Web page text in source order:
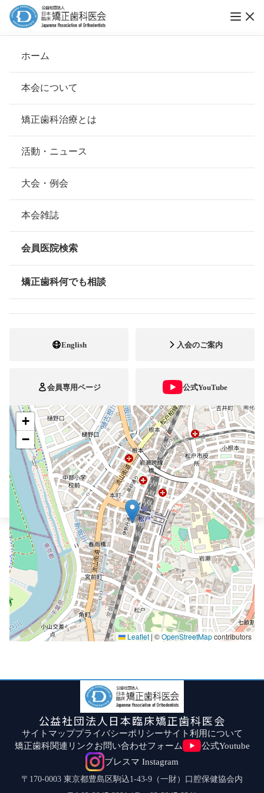
ホーム
本会について
会長挨拶
基本理念
組織について
本会の歴史
情報公開
矯正歯科治療とは
安心して治療を受けていただくための「6つの指針」
安心できる矯正歯科治療契約のための「7つの提言」
矯正歯科治療について
活動・ニュース
大会・例会
本会雑誌
会員医院検索
矯正歯科何でも相談
English 入会のご案内
会員専用ページ 公式YouTube
ブレスマ
ホーム 会員医院検索
秋山矯正歯科
所在地
千葉県松戸市本町1-1松栄館ビル3F
FAX番号 047-362-2097
ホームページ
http://www.akiyama-kyouseishika.com
+
−
Leaflet | ©OpenStreetMapcontributors
公益社団法人日本臨床矯正歯科医会
サイトマッププライバシーポリシーサイト利用について
矯正歯科関連リンクお問い合わせフォーム
公式Youtube
ブレスマ Instagram
〒170-0003 東京都豊島区駒込1-43-9（一財）口腔保健協会内